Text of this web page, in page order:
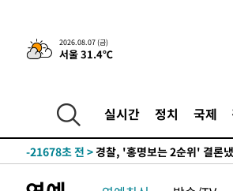
2026.08.07 (금)
서울 31.4℃
실시간 정치 국제
3시간 전 >내일까지 39도 '펄펄'…기상청 "태
-24764초 전 >'월드컵 탈락 후폭풍' 축구협
-22993초 전 >
축구협회, 15년 전 심판 성
-21678초 전 >
-7274초 전 > [속보]합참 "北 발사체는 단거